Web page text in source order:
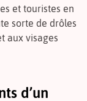
et touristes en
sorte de drôles
aux visages
d’un